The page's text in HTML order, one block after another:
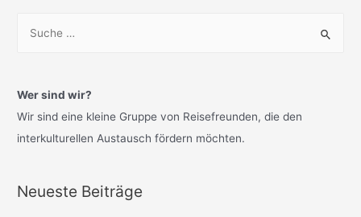
h
e
n
c
Wer sind wir?
Wir sind eine kleine Gruppe von Reisefreunden, die den
interkulturellen Austausch fördern möchten.
Neueste Beiträge